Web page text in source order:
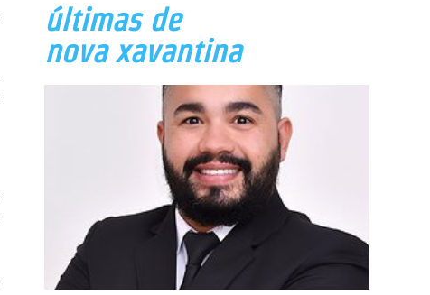
últimas de
nova xavantina